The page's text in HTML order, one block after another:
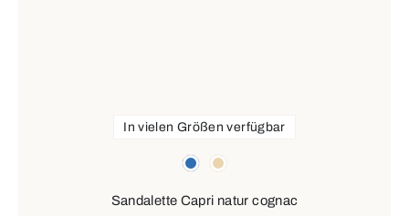
blau beige
In vielen Größen verfügbar
Sandalette Capri natur cognac